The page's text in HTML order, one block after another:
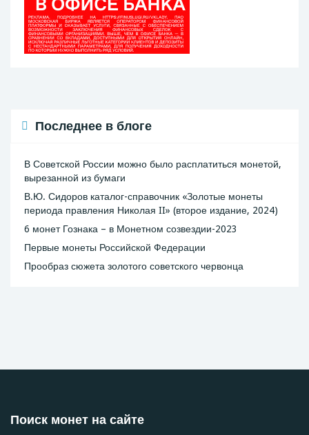
Последнее в блоге
В Советской России можно было расплатиться монетой,
вырезанной из бумаги
В.Ю. Сидоров каталог-справочник «Золотые монеты
периода правления Николая II» (второе издание, 2024)
6 монет Гознака – в Монетном созвездии-2023
Первые монеты Российской Федерации
Прообраз сюжета золотого советского червонца
Поиск монет на сайте